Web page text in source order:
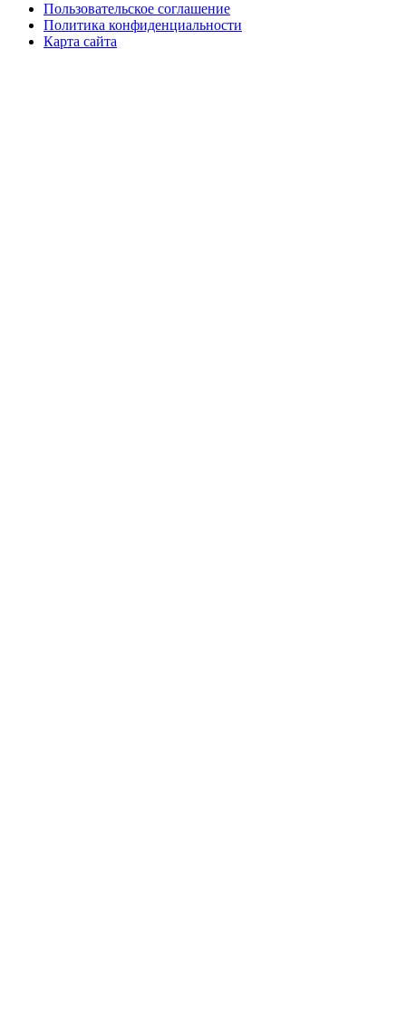
Пользовательское соглашение
Политика конфиденциальности
Карта сайта